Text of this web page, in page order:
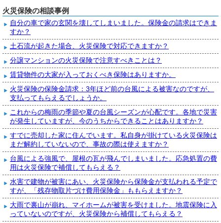
火災保険の相談事例
自分の車で家の玄関を壊してしまいました。保険金の請求はできま
すか？
土石流が起きた場合、火災保険で対応できますか？
分譲マンションの火災保険で注意すべきことは？
賃貸物件の大家が入っておくべき保険はありますか。
火災保険の保険金請求：3年ほど前の台風による被害なのですが、
支払ってもらえるでしょうか。
これからの梅雨の季節や夏の台風シーズンが心配です。各地で災害
が発生していますが、今のうちからできることはありますか？
すでに売却した家に住んでいます。私自身が掛けている火災保険は
まだ解約していないので、事故の際は使えますか？
台風による強風で、屋根の瓦が飛んでしまいました。応急処置の費
用は火災保険で補償してもらえる？
水害で建物が被害にあい、火災保険から保険金が支払われる予定で
すが、「残存物取片づけ費用保険金」ももらえますか？
大雨で裏山が崩れ、マイホームが被害を受けました。地震保険に入
っていないのですが、火災保険から補償してもらえる？